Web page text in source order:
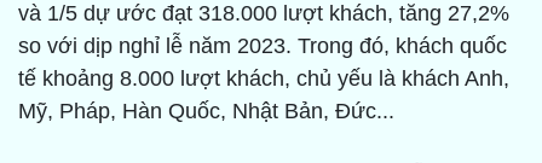
và 1/5 dự ước đạt 318.000 lượt khách, tăng 27,2%
so với dịp nghỉ lễ năm 2023. Trong đó, khách quốc
tế khoảng 8.000 lượt khách, chủ yếu là khách Anh,
Mỹ, Pháp, Hàn Quốc, Nhật Bản, Đức...